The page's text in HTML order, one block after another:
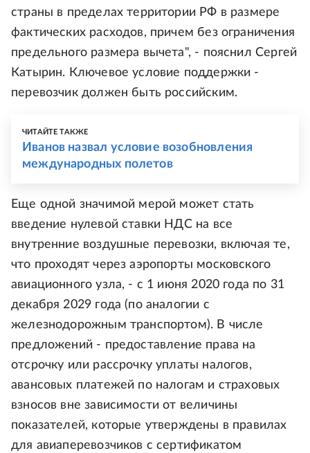
страны в пределах территории РФ в размере
фактических расходов, причем без ограничения
предельного размера вычета", - пояснил Сергей
Катырин. Ключевое условие поддержки -
перевозчик должен быть российским.
ЧИТАЙТЕ ТАКЖЕ
Иванов назвал условие возобновления
международных полетов
Еще одной значимой мерой может стать
введение нулевой ставки НДС на все
внутренние воздушные перевозки, включая те,
что проходят через аэропорты московского
авиационного узла, - с 1 июня 2020 года по 31
декабря 2029 года (по аналогии с
железнодорожным транспортом). В числе
предложений - предоставление права на
отсрочку или рассрочку уплаты налогов,
авансовых платежей по налогам и страховых
взносов вне зависимости от величины
показателей, которые утверждены в правилах
для авиаперевозчиков с сертификатом